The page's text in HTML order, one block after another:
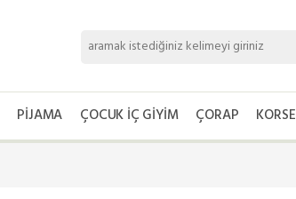
PIJAMA ÇOCUK İÇ GIYIM ÇORAP KORSE